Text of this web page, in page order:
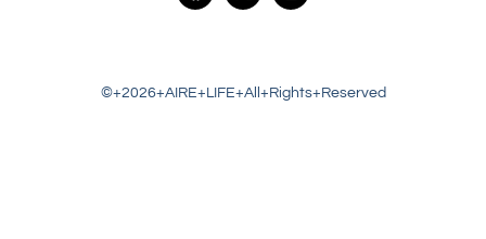
©+2026+AIRE+LIFE+All+Rights+Reserved